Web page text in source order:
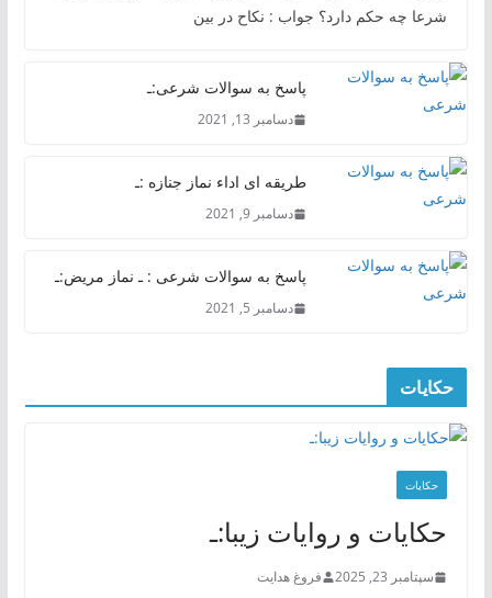
شرعا چه حکم دارد؟ جواب : نکاح در بین
پاسخ به سوالات شرعی:ـ
دسامبر 13, 2021
طریقه ای اداء نماز جنازه :ـ
دسامبر 9, 2021
پاسخ به سوالات شرعی : ـ نماز مریض:ـ
دسامبر 5, 2021
حکایات
حکایات
حکایات و روایات زیبا:ـ
سپتامبر 23, 2025 فروغ هدایت